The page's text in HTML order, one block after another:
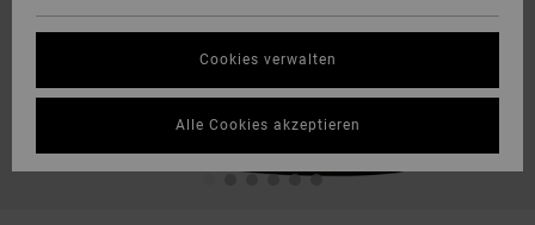
Cookies verwalten
Alle Cookies akzeptieren